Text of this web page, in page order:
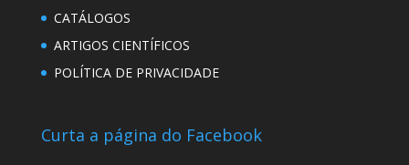
CATÁLOGOS
ARTIGOS CIENTÍFICOS
POLÍTICA DE PRIVACIDADE
Curta a página do Facebook